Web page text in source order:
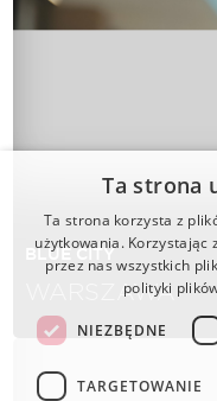
BLUE CITY
WARSZAWA
Ta strona
Ta strona korzysta z
użytkowania. Korzystając
przez nas wszystkich
polityki
NIEZBĘDNE
TARGETOWANIE